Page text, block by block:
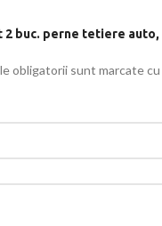
buc. perne tetiere
obligatorii sunt marcate cu